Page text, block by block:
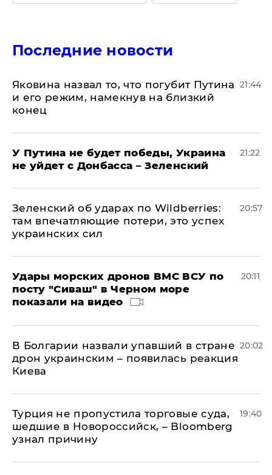
Последние новости
Яковина назвал то, что погубит Путина
и его режим, намекнув на близкий
конец
21:44
У Путина не будет победы, Украина
не уйдет с Донбасса – Зеленский
21:22
Зеленский об ударах по Wildberries:
там впечатляющие потери, это успех
украинских сил
20:57
Удары морских дронов ВМС ВСУ по
посту "Сиваш" в Черном море
показали на видео
20:11
В Болгарии назвали упавший в стране
дрон украинским – появилась реакция
Киева
20:02
Турция не пропустила торговые суда,
шедшие в Новороссийск, – Bloomberg
узнал причину
19:40